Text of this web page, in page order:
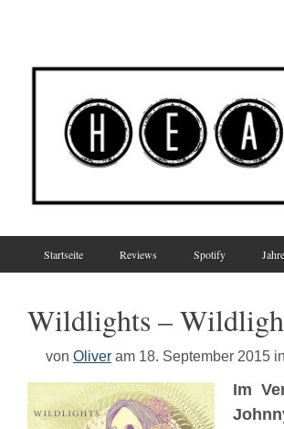
Startseite Reviews Spotify
Wildlights –
von Oliver am 18. September 2015 in
Im